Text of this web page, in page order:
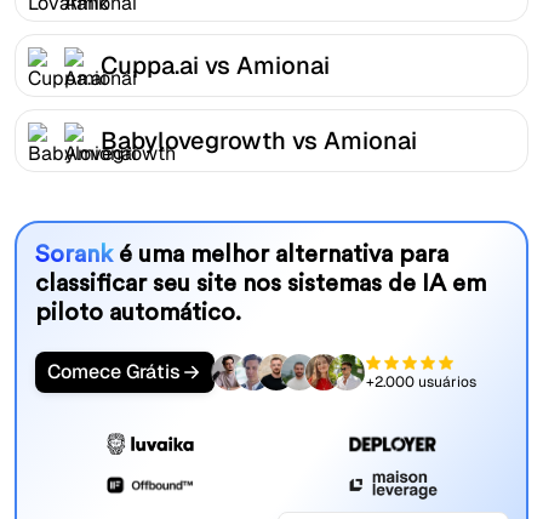
Cuppa.ai vs Amionai
Babylovegrowth vs Amionai
Sorank é uma melhor alternativa para
classificar seu site nos sistemas de IA em
piloto automático.
Comece Grátis +2.000 usuários